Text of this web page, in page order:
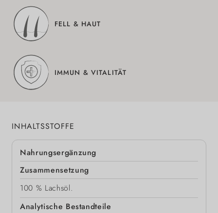
FELL & HAUT
IMMUN & VITALITÄT
INHALTSSTOFFE
Nahrungsergänzung
Zusammensetzung
100 % Lachsöl.
Analytische Bestandteile